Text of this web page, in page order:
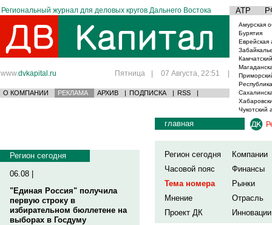
Региональный журнал для деловых кругов Дальнего Востока АТР
www.dvkapital.ru Пятница | 07 Августа, 22:51 |
О КОМПАНИИ РЕКЛАМА АРХИВ | ПОДПИСКА | RSS |
Амурская
Бурятия
Еврейская
Чукотский
Регион сегодня
06.08 |
"Единая Россия" получила
первую строку в
избирательном бюллетене на
выборах в Госдуму
главная
Регион сегодня
Компании
Часовой пояс
Финансы
Тема номера
Рынки
Мнение
Отрасль
Проект ДК
Инновации